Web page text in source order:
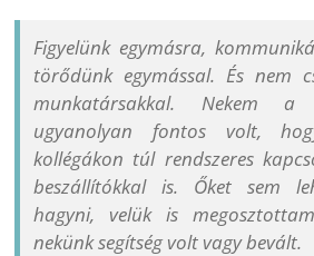
Figyelünk egymásra,
törődünk egymással. És nem
munkatársakkal. Nekem
ugyanolyan fontos volt,
kollégákon túl rendszeres
beszállítókkal is. Őket sem
hagyni, velük is
nekünk segítség volt vagy bevált.